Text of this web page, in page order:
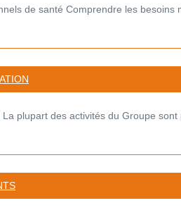
de santé Comprendre les
plupart des activités du Groupe